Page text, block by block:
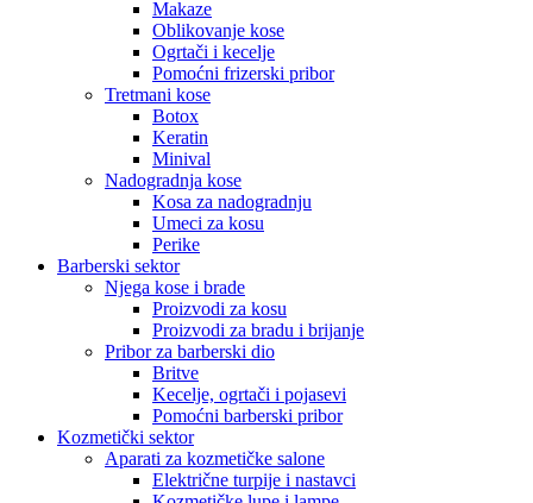
Makaze
Oblikovanje kose
Ogrtači i kecelje
Pomoćni frizerski pribor
Tretmani kose
Botox
Keratin
Minival
Nadogradnja kose
Kosa za nadogradnju
Umeci za kosu
Perike
Barberski sektor
Njega kose i brade
Proizvodi za kosu
Proizvodi za bradu i brijanje
Pribor za barberski dio
Britve
Kecelje, ogrtači i pojasevi
Pomoćni barberski pribor
Kozmetički sektor
Aparati za kozmetičke salone
Električne turpije i nastavci